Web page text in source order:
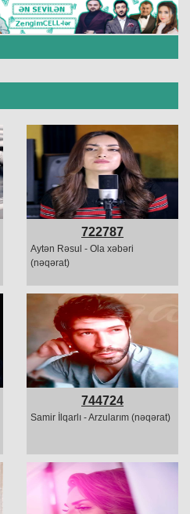
722787
Aytən Rəsul - Ola xəbəri
(nəqərat)
744724
Samir İlqarlı - Arzularım (nəqərat)